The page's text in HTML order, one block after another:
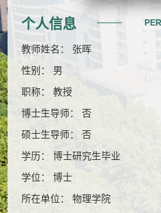
个人信息
教师姓名： 张晖
性别： 男
职称： 教授
博士生导师： 否
硕士生导师： 否
学历： 博士研究生毕业
学位： 博士
所在单位： 物理学院